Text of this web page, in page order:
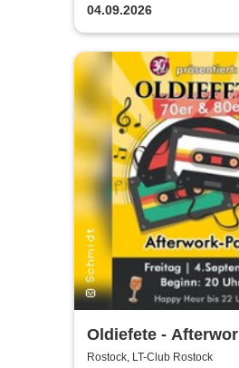
04.09.2026
Oldiefete -
Club Rostock
Rostock, LT-Club Rostock